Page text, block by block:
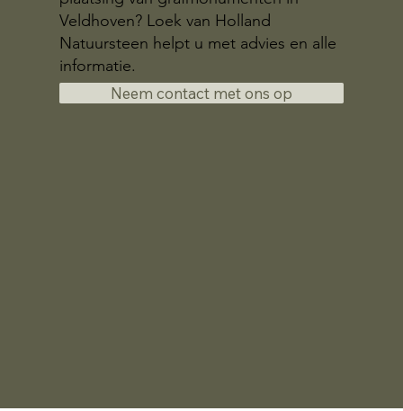
Veldhoven? Loek van Holland
Natuursteen helpt u met advies en alle
informatie.
Neem contact met ons op